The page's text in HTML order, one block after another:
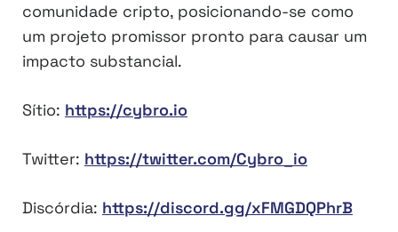
comunidade cripto, posicionando-se como
um projeto promissor pronto para causar um
impacto substancial.
Sítio: https://cybro.io
Twitter: https://twitter.com/Cybro_io
Discórdia: https://discord.gg/xFMGDQPhrB